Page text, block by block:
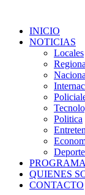
INICIO
NOTICIAS
Locales
Politica
QUIENES
CONTACTO